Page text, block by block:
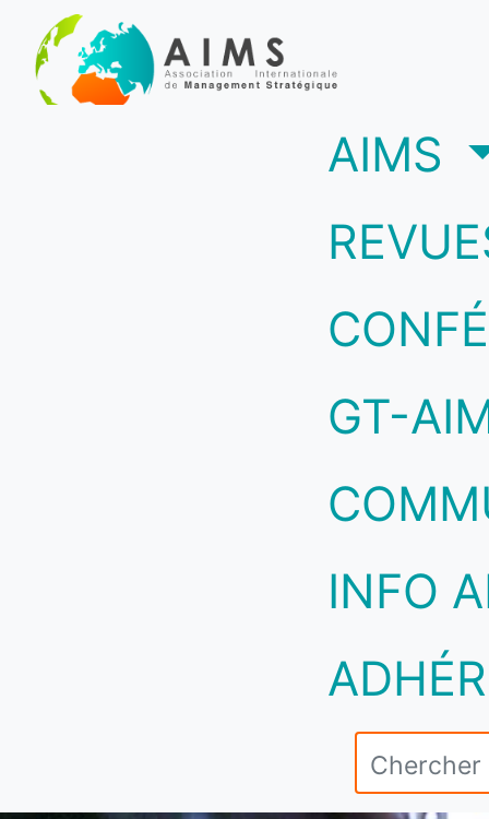
AIMS
GT-
INFO